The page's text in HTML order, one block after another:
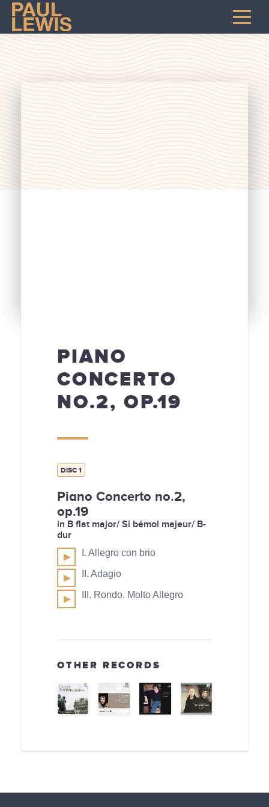
PIANO
CONCERTO
NO.2, OP.19
DISC 1
Piano Concerto no.2,
op.19
in B flat major/ Si bémol majeur/ B-
dur
I. Allegro con brio
II. Adagio
III. Rondo. Molto Allegro
OTHER RECORDS